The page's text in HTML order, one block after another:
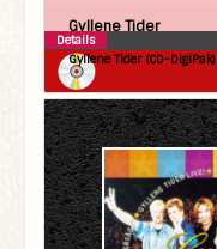
Gyllene Tider
Gyllene Tider (CD-DigiPak)
Details